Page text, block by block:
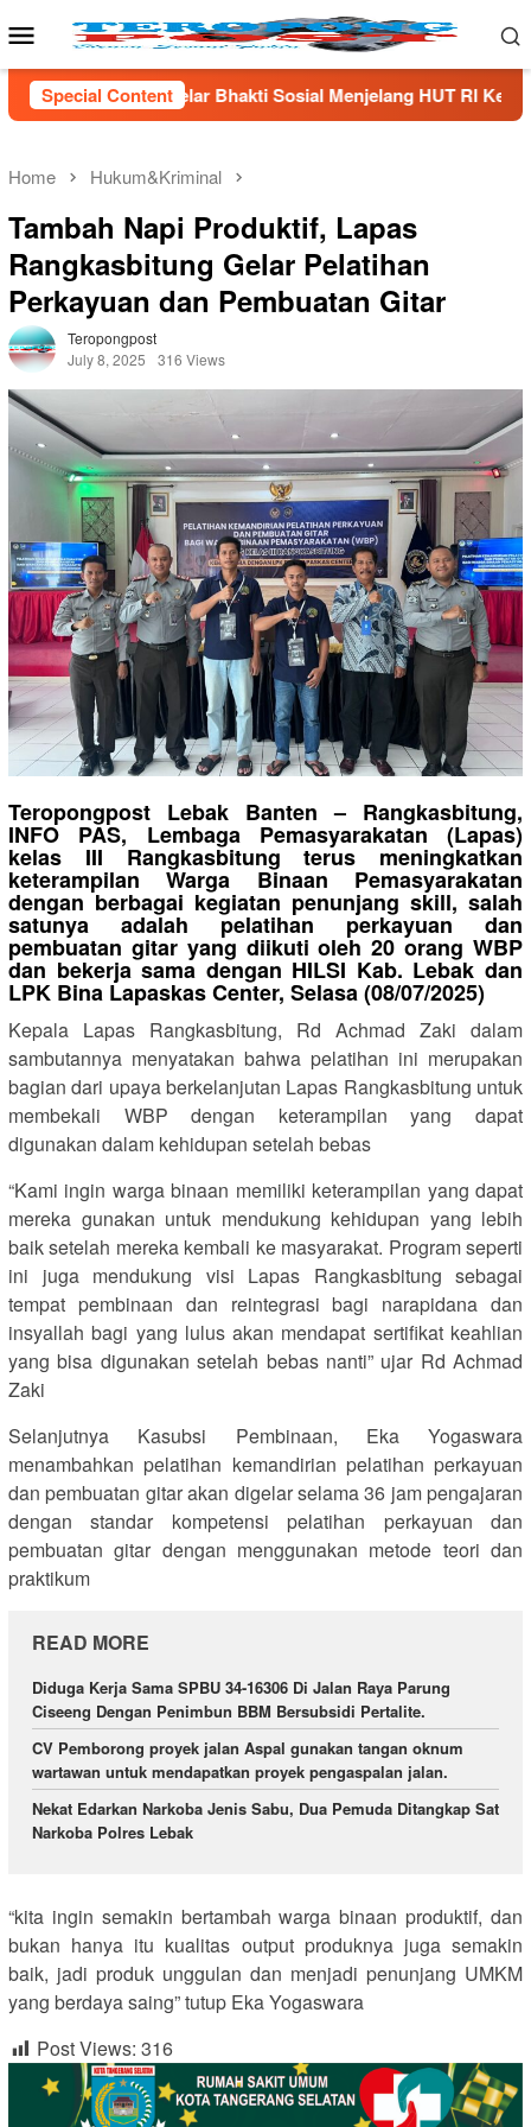
to
Mobile
Menu
Special Content
Sosial Menjelang HUT Rl Ke- 81 Di Lampung Selatan
Home Hukum&Kriminal
Tambah Napi Produktif, Lapas
Rangkasbitung Gelar Pelatihan
Perkayuan dan Pembuatan Gitar
Teropongpost
July 8, 2025
316 Views
Teropongpost Lebak Banten – Rangkasbitung,
INFO PAS, Lembaga Pemasyarakatan (Lapas)
kelas III Rangkasbitung terus meningkatkan
keterampilan Warga Binaan Pemasyarakatan
dengan berbagai kegiatan penunjang skill, salah
satunya adalah pelatihan perkayuan dan
pembuatan gitar yang diikuti oleh 20 orang WBP
dan bekerja sama dengan HILSI Kab. Lebak dan
LPK Bina Lapaskas Center, Selasa (08/07/2025)
Kepala Lapas Rangkasbitung, Rd Achmad Zaki dalam
sambutannya menyatakan bahwa pelatihan ini merupakan
bagian dari upaya berkelanjutan Lapas Rangkasbitung untuk
membekali WBP dengan keterampilan yang dapat
digunakan dalam kehidupan setelah bebas
“Kami ingin warga binaan memiliki keterampilan yang dapat
mereka gunakan untuk mendukung kehidupan yang lebih
baik setelah mereka kembali ke masyarakat. Program seperti
ini juga mendukung visi Lapas Rangkasbitung sebagai
tempat pembinaan dan reintegrasi bagi narapidana dan
insyallah bagi yang lulus akan mendapat sertifikat keahlian
yang bisa digunakan setelah bebas nanti” ujar Rd Achmad
Zaki
Selanjutnya Kasubsi Pembinaan, Eka Yogaswara
menambahkan pelatihan kemandirian pelatihan perkayuan
dan pembuatan gitar akan digelar selama 36 jam pengajaran
dengan standar kompetensi pelatihan perkayuan dan
pembuatan gitar dengan menggunakan metode teori dan
praktikum
READ MORE
Diduga Kerja Sama SPBU 34-16306 Di Jalan Raya Parung
Ciseeng Dengan Penimbun BBM Bersubsidi Pertalite.
CV Pemborong proyek jalan Aspal gunakan tangan oknum
wartawan untuk mendapatkan proyek pengaspalan jalan.
Nekat Edarkan Narkoba Jenis Sabu, Dua Pemuda Ditangkap Sat
Narkoba Polres Lebak
“kita ingin semakin bertambah warga binaan produktif, dan
bukan hanya itu kualitas output produknya juga semakin
baik, jadi produk unggulan dan menjadi penunjang UMKM
yang berdaya saing” tutup Eka Yogaswara
Post Views: 316